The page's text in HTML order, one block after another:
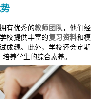
拥有优秀的教师团队 ，他们经
校提供丰富的复习资料和模
成绩。此外，学校还会定期
养学生的综合素养。